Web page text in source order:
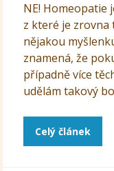
NE! Homeopatie
z které je zrovna
nějakou
znamená, že
případně více
udělám takový
Celý článek